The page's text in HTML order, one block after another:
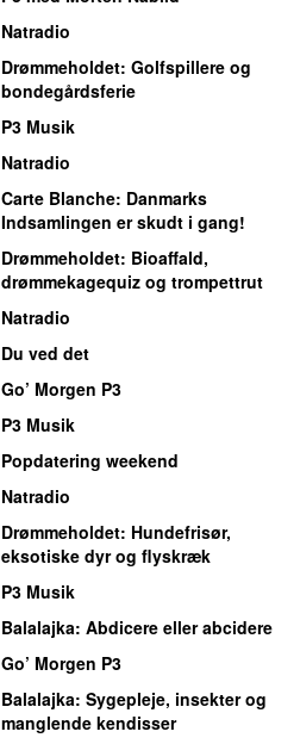
Natradio
Drømmeholdet: Golfspillere og
bondegårdsferie
P3 Musik
Natradio
Carte Blanche: Danmarks
Indsamlingen er skudt i gang!
Drømmeholdet: Bioaffald,
drømmekagequiz og trompettrut
Natradio
Du ved det
Go’ Morgen P3
P3 Musik
Popdatering weekend
Natradio
Drømmeholdet: Hundefrisør,
eksotiske dyr og flyskræk
P3 Musik
Balalajka: Abdicere eller abcidere
Go’ Morgen P3
Balalajka: Sygepleje, insekter og
manglende kendisser